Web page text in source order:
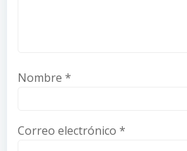
Nombre *
Correo electrónico *